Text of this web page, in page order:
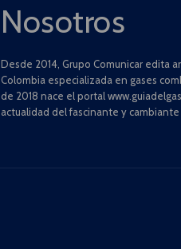
Nosotros
Desde 2014, Grupo Comunicar edita
Colombia especializada en gases
de 2018 nace el portal
actualidad del fascinante y